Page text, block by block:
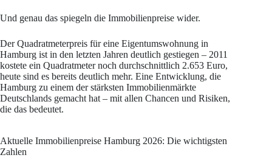
Und genau das spiegeln die Immobilienpreise wider.
Der Quadratmeterpreis für eine Eigentumswohnung in
Hamburg ist in den letzten Jahren deutlich gestiegen – 2011
kostete ein Quadratmeter noch durchschnittlich 2.653 Euro,
heute sind es bereits deutlich mehr. Eine Entwicklung, die
Hamburg zu einem der stärksten Immobilienmärkte
Deutschlands gemacht hat – mit allen Chancen und Risiken,
die das bedeutet.
Aktuelle Immobilienpreise Hamburg 2026: Die wichtigsten
Zahlen